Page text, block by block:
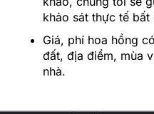
khảo sát thực tế bất
Giá, phí hoa hồng
đất, địa điểm, mùa
nhà.